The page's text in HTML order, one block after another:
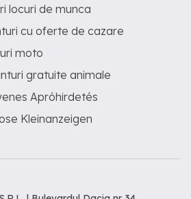
locuri de munca
cu oferte de cazare
moto
gratuite animale
Apróhirdetés
Kleinanzeigen